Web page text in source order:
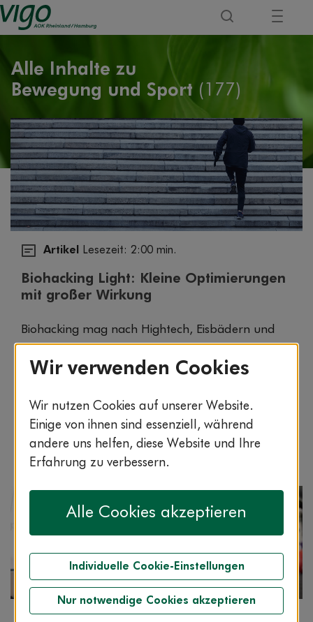
Alle Inhalte zu
Bewegung und Sport (177)
Artikel Lesezeit: 2:00 min.
Biohacking Light: Kleine Optimierungen
mit großer Wirkung
Biohacking mag nach Hightech, Eisbädern und
smarten Ringen am Finger klingen. Aber im
Alltag geht es oft um etwas viel Einfacheres:
ohne Leistungsdruck wacher, stärker und
ausgeglichener zu fühlen. Wir zeigen dir einige
Tricks.
Wir verwenden Cookies
Wir nutzen Cookies auf unserer Website.
Einige von ihnen sind essenziell, während
andere uns helfen, diese Website und Ihre
Erfahrung zu verbessern.
Alle Cookies akzeptieren
Individuelle Cookie-Einstellungen
Nur notwendige Cookies akzeptieren